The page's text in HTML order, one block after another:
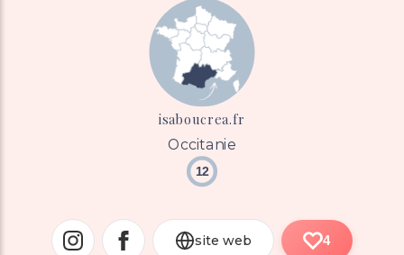
isaboucrea.fr
Occitanie
12
site web 4